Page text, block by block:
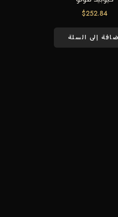
$252.84
إلى السلة